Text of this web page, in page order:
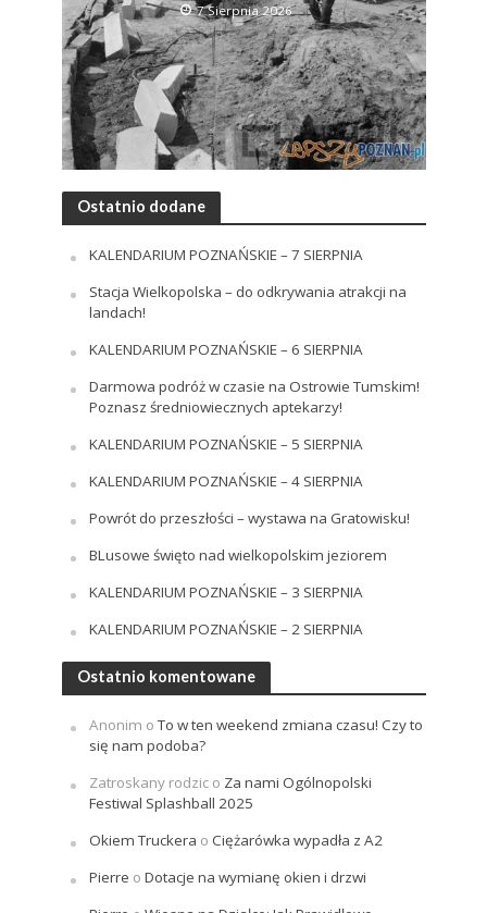
7 Sierpnia 2026
Ostatnio dodane
KALENDARIUM POZNAŃSKIE – 7 SIERPNIA
Stacja Wielkopolska – do odkrywania atrakcji na
landach!
KALENDARIUM POZNAŃSKIE – 6 SIERPNIA
Darmowa podróż w czasie na Ostrowie Tumskim!
Poznasz średniowiecznych aptekarzy!
KALENDARIUM POZNAŃSKIE – 5 SIERPNIA
KALENDARIUM POZNAŃSKIE – 4 SIERPNIA
Powrót do przeszłości – wystawa na Gratowisku!
BLusowe święto nad wielkopolskim jeziorem
KALENDARIUM POZNAŃSKIE – 3 SIERPNIA
KALENDARIUM POZNAŃSKIE – 2 SIERPNIA
Ostatnio komentowane
Anonim oTo w ten weekend zmiana czasu! Czy to
się nam podoba?
Zatroskany rodzico Za nami Ogólnopolski
Festiwal Splashball 2025
Okiem Truckera o Ciężarówka wypadła z A2
Pierre o Dotacje na wymianę okien i drzwi